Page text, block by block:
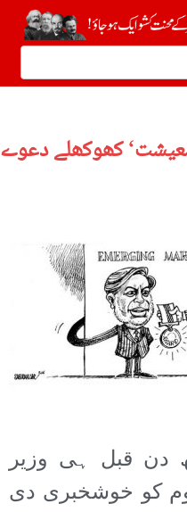
کھوکھلے دعوے
دن قبل ہی وزیر
کو خوشخبری دی